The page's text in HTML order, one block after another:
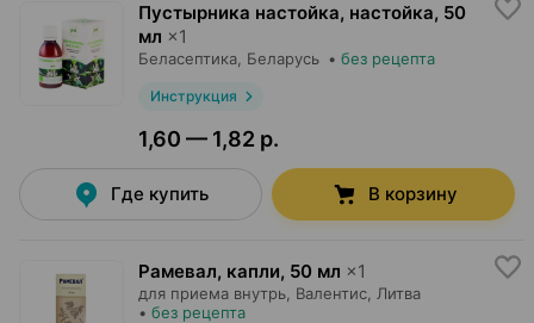
Пустырника настойка, настойка, 50
мл ×1
Беласептика , Беларусь • без рецепта
Инструкция
1,60 — 1,82 р.
Где купить В корзину
Рамевал, капли, 50 мл ×1
для приема внутрь, Валентис , Литва
• без рецепта